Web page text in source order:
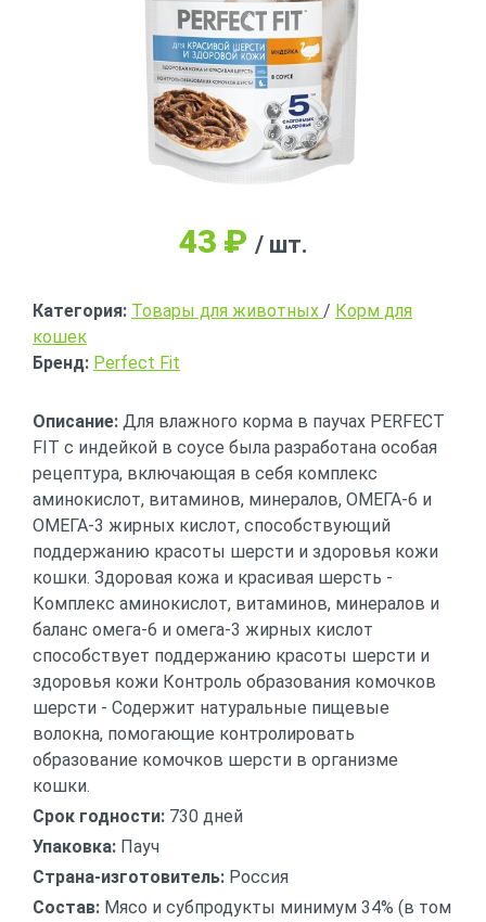
43 ₽ / шт.
Категория: Товары для животных / Корм для
кошек
Бренд: Perfect Fit
Описание: Для влажного корма в паучах PERFECT
FIT с индейкой в соусе была разработана особая
рецептура, включающая в себя комплекс
аминокислот, витаминов, минералов, ОМЕГА-6 и
ОМЕГА-3 жирных кислот, способствующий
поддержанию красоты шерсти и здоровья кожи
кошки. Здоровая кожа и красивая шерсть -
Комплекс аминокислот, витаминов, минералов и
баланс омега-6 и омега-3 жирных кислот
способствует поддержанию красоты шерсти и
здоровья кожи Контроль образования комочков
шерсти - Содержит натуральные пищевые
волокна, помогающие контролировать
образование комочков шерсти в организме
кошки.
Срок годности: 730 дней
Упаковка: Пауч
Страна-изготовитель: Россия
Состав: Мясо и субпродукты минимум 34% (в том